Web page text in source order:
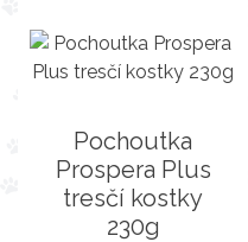
Pochoutka
Prospera Plus
tresčí kostky
230g